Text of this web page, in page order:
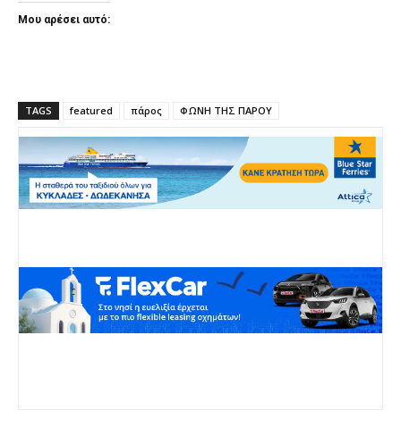
Μου αρέσει αυτό:
TAGS featured πάρος ΦΩΝΗ ΤΗΣ ΠΑΡΟΥ